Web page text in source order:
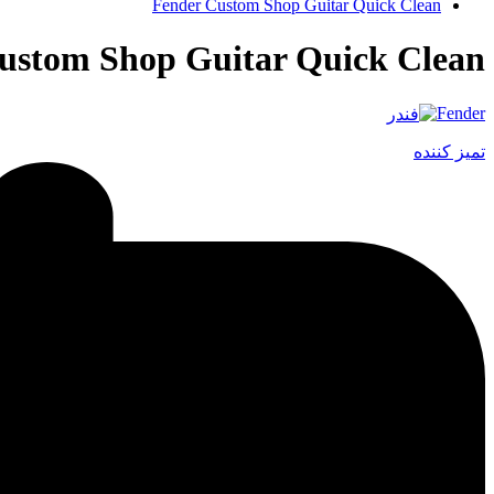
Fender Custom Shop Guitar Quick Clean
Shop Guitar Quick Clean
Fender
تمیز کننده